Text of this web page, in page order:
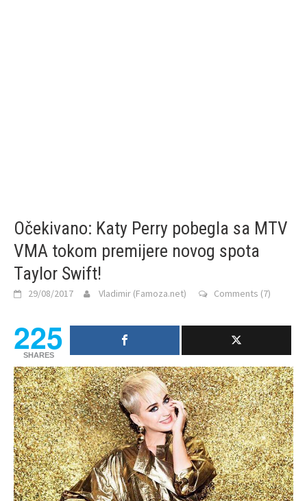
Očekivano: Katy Perry pobegla sa MTV
VMA tokom premijere novog spota
Taylor Swift!
29/08/2017 Vladimir (Famoza.net) Comments (7)
225
SHARES